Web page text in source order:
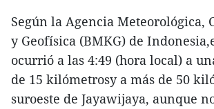
Según la Agencia Meteorológica,
y Geofísica (BMKG) de
ocurrió a las 4:49 (hora local) a
de 15 kilómetrosy a más de 50
suroeste de Jayawijaya, aunque